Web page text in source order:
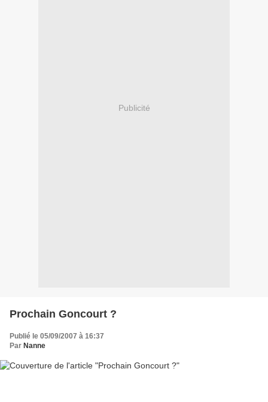
Publicité
Prochain Goncourt ?
Publié le 05/09/2007 à 16:37
Par Nanne